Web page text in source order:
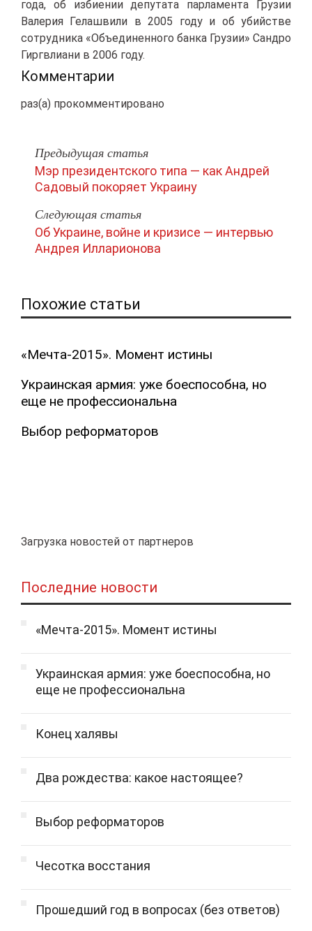
года, об избиении депутата парламента Грузии
Валерия Гелашвили в 2005 году и об убийстве
сотрудника «Объединенного банка Грузии» Сандро
Гиргвлиани в 2006 году.
Комментарии
раз(а) прокомментировано
Предыдущая статья
Мэр президентского типа — как Андрей
Садовый покоряет Украину
Следующая статья
Об Украине, войне и кризисе — интервью
Андрея Илларионова
Похожие статьи
«Мечта-2015». Момент истины
Украинская армия: уже боеспособна, но
еще не профессиональна
Выбор реформаторов
Загрузка новостей от партнеров
Последние новости
«Мечта-2015». Момент истины
Украинская армия: уже боеспособна, но
еще не профессиональна
Конец халявы
Два рождества: какое настоящее?
Выбор реформаторов
Чесотка восстания
Прошедший год в вопросах (без ответов)